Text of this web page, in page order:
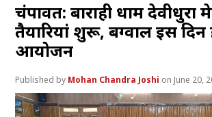
चंपावत: बाराही धाम देवीधुरा
तैयारियां शुरू, बग्वाल इस दिन
आयोजन
Mohan Chandra Joshi June 20,